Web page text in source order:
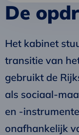
De
Het kabinet
transitie van
gebruikt de
als sociaal-
en -
onafhankelijk